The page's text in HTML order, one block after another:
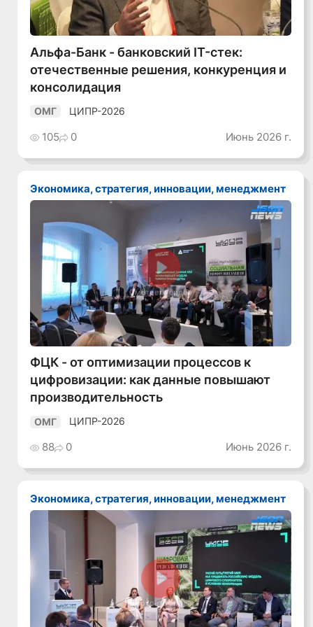
Альфа-Банк - банковский IT-стек:
отечественные решения, конкуренция и
консолидация
ОМГ ЦИПР-2026
105 0 Июнь 2026 г.
Экономика, стратегия, инновации, менеджмент
Смотреть видео
ФЦК - от оптимизации процессов к
цифровизации: как данные повышают
производительность
ОМГ ЦИПР-2026
88 0 Июнь 2026 г.
Экономика, стратегия, инновации, менеджмент
Смотреть видео